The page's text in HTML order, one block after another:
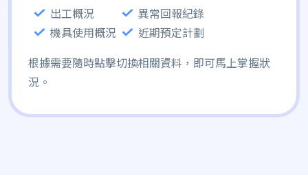
出工概況
機具使用概況
異常回報紀錄
近期預定計劃
根據需要隨時點擊切換相關資料，即可馬上掌握狀
況。